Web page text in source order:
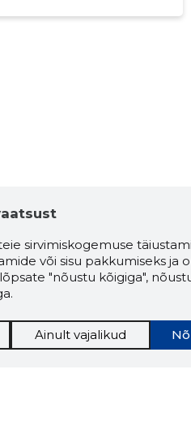
sirvimiskogemuse
või sisu pakkumiseks ja
"nõustu kõigiga",
Ainult vajalikud